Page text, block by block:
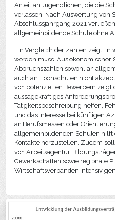
Anteil an Jugendlichen, die die
verlassen. Nach Auswertung von
Abschlussjahrgang 2021
allgemeinbildende Schule ohne
Ein Vergleich der Zahlen zeigt, in
werden muss. Aus ökonomischer
Abbruchszahlen sowohl an
auch an Hochschulen nicht
von potenziellen Bewerbern zeigt
aussagekräftiges
Tätigkeitsbeschreibung helfen,
und das Interesse bei künftigen
an Berufsmessen oder
allgemeinbildenden Schulen hilft
Kontakte herzustellen. Zudem
von Arbeitsagentur,
Gewerkschaften sowie regionale
Wirtschaftsverbänden intensiv